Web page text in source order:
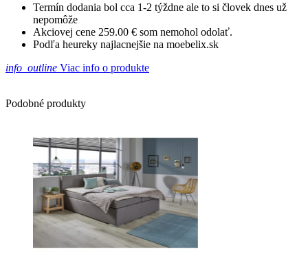
Termín dodania bol cca 1-2 týždne ale to si človek dnes už
nepomôže
Akciovej cene 259.00 € som nemohol odolať.
Podľa heureky najlacnejšie na moebelix.sk
info_outline Viac info o produkte
Podobné produkty